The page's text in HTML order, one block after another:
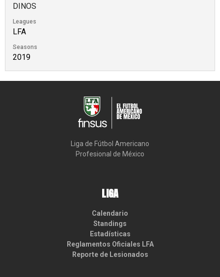
DINOS
Leagues
LFA
Seasons
2019
Liga de Fútbol Americano
Profesional de México
LIGA
Calendario
Standings
Estadísticas
Reglamentos Oficiales LFA
Reporte de Lesionados